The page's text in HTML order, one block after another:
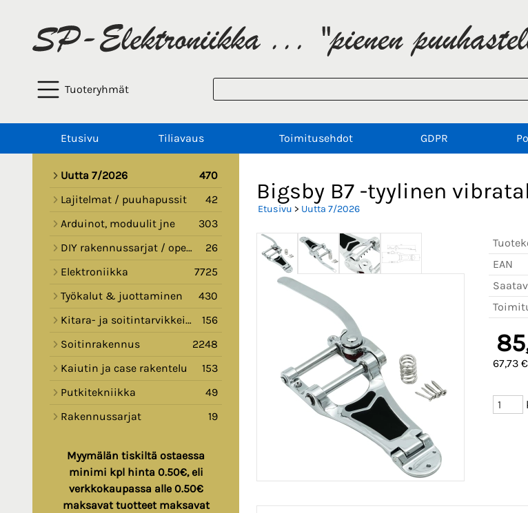
Tuoteryhmät
Etusivu Tiliavaus Toimitusehdot GDPR
Uutta 7/2026
470
Lajitelmat / puuhapussit
42
Arduinot, moduulit jne
303
DIY rakennussarjat / opetussarjat
26
Elektroniikka
7725
Työkalut & juottaminen
430
Kitara- ja soitintarvikkeita
156
Soitinrakennus
2248
Kaiutin ja case rakentelu
153
Putkitekniikka
49
Rakennussarjat
19
Myymälän tiskiltä ostaessa
minimi kpl hinta 0.50€, eli
verkkokaupassa alle 0.50€
maksavat tuotteet maksavat
Bigsby B7 -tyylinen
Etusivu > Uutta 7/2026
EAN
67,73